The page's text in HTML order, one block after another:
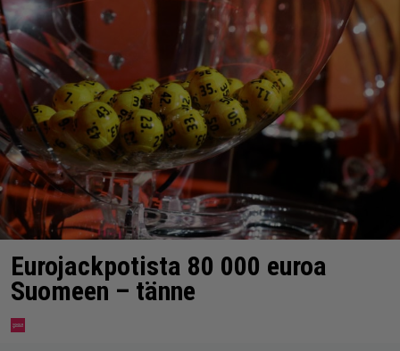
Eurojackpotista 80 000 euroa
Suomeen – tänne